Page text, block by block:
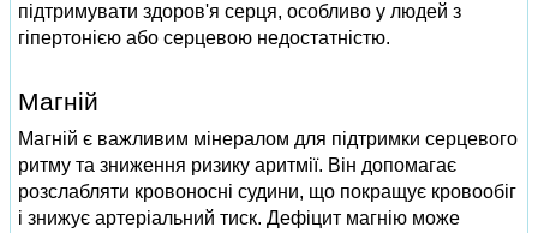
підтримувати здоров'я серця, особливо у людей з
гіпертонією або серцевою недостатністю.
Магній
Магній є важливим мінералом для підтримки серцевого
ритму та зниження ризику аритмії. Він допомагає
розслабляти кровоносні судини, що покращує кровообіг
і знижує артеріальний тиск. Дефіцит магнію може